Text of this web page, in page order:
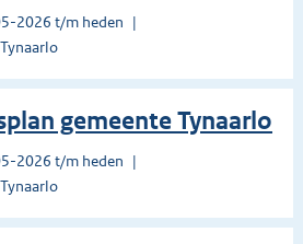
2026 t/m heden
gemeente Tynaarlo
2026 t/m heden